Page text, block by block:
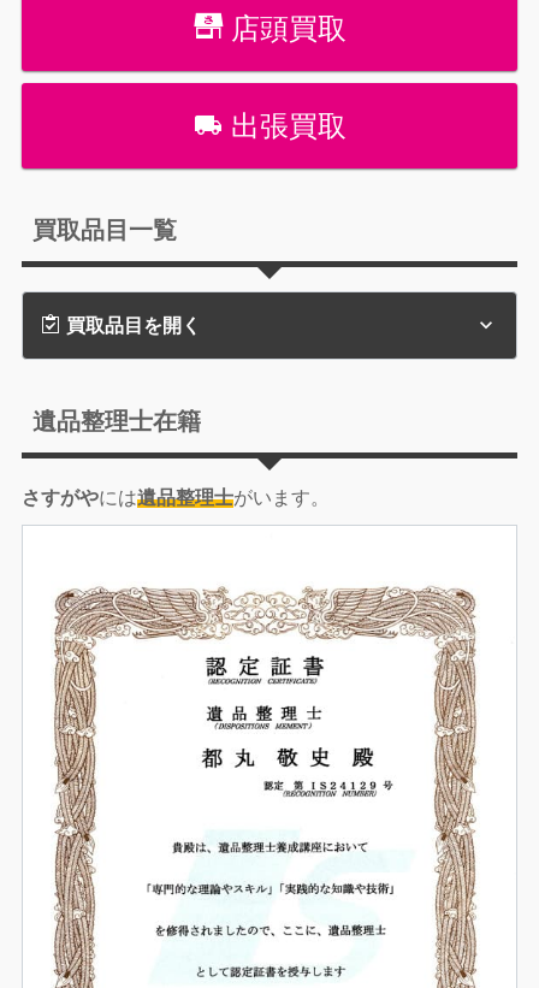
店頭買取
出張買取
買取品目一覧
買取品目を開く
遺品整理士在籍
さすがやには遺品整理士がいます。